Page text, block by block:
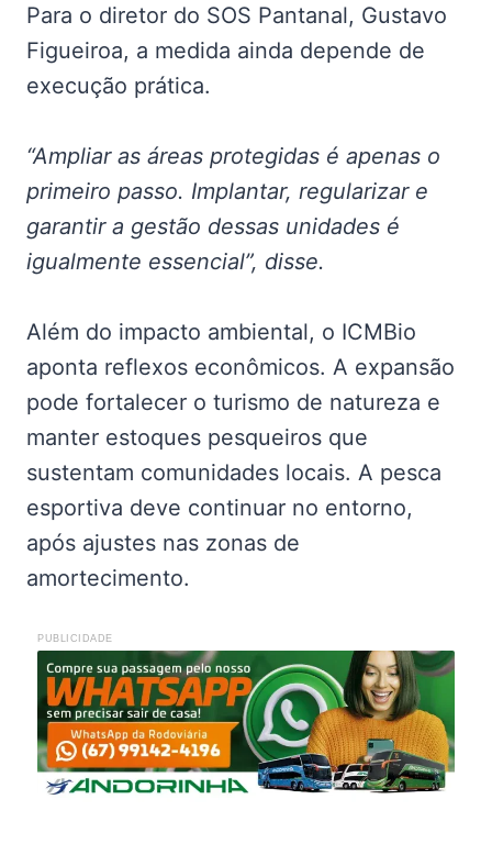
Para o diretor do SOS Pantanal, Gustavo
Figueiroa, a medida ainda depende de
execução prática.
“Ampliar as áreas protegidas é apenas o
primeiro passo. Implantar, regularizar e
garantir a gestão dessas unidades é
igualmente essencial”, disse.
Além do impacto ambiental, o ICMBio
aponta reflexos econômicos. A expansão
pode fortalecer o turismo de natureza e
manter estoques pesqueiros que
sustentam comunidades locais. A pesca
esportiva deve continuar no entorno,
após ajustes nas zonas de
amortecimento.
PUBLICIDADE